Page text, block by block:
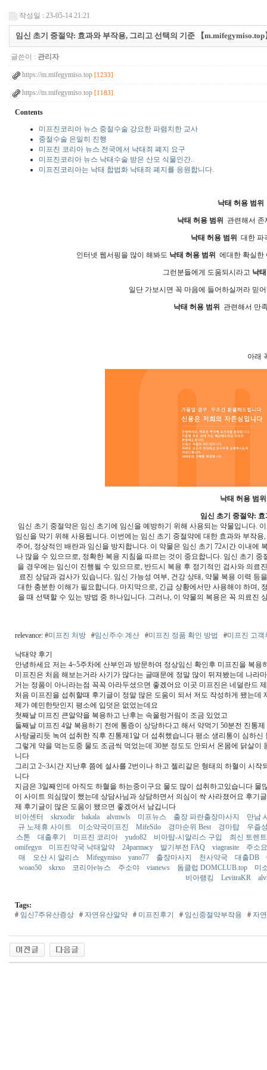
작성일 : 23-05-14 21:21
임신 초기 중절약: 효과와 부작용, 그리고 선택의 기준 【
글쓴이 : 관리자
https://m.mifegymiso.top [1233]
https://m.mifegymiso.top [1183]
Contents
미프진코리아 뉴스 중절수술 강요한 파렴치한 교사
중절수술 은밀히 진행
미프진 코리아 뉴스 전국에서 낙태죄 폐지 요구
미프진코리아 뉴스 낙태수술 받은 산모 식물인간..
미프진코리아는 낙태 합법화 낙태죄 폐지를 응원합니다.
낙태 허용 범위
낙태 허용 범위 관련해서 존
낙태 허용 범위 대한 파
인터넷 웹서핑을 많이 해봐도 낙태 허용 범위 에대한 확실한
그런분들에게 도움되시라고 낙
일단 가보시면 꼭 마음에 들어하실꺼라 믿
낙태 허용 범위 관련해서 만
아래
낙태 허용 범위
임신 초기 중절약:
임신 초기 중절약은 임신 초기에 임신을 예방하기 위해 사용되는 약물입니다.
임신을 막기 위해 사용됩니다. 이번에는 임신 초기 중절약에 대한 효과와 부작
주어, 정상적인 배란과 임신을 방지합니다. 이 약물은 임신 초기 72시간 이내에
나 많을 수 있으므로, 정확한 복용 지침을 따르는 것이 중요합니다. 임신 초기
을 경우에는 임신이 진행될 수 있으므로, 반드시 복용 후 정기적인 검사와 의
료진 상담과 검사가 있습니다. 임신 가능성 여부, 건강 상태, 약물 복용 이력
대한 충분한 이해가 필요합니다. 마지막으로, 긴급 상황에서만 사용해야 하며,
을 때 선택할 수 있는 방법 중 하나입니다. 그러나, 이 약물의 복용은 꼭 의료
relevance: #미프진 처방 #임신주수 계산 #미프진 정품 확인 방법 #미프진 고객
낙태약 후기
안녕하세요 저는 4~5주차에 산부인과 방문하여 정상임신 확인후 미프진을 복용
미프진은 처음 해보는거라 사기가 많다는 글때문에 정말 많이 뒤져봤는데 나
거는 정품이 아니라는점 꼭꼭 아라두셨으면 좋겠어요 이곳 미프진은 네덜란드
처음 미프진을 섭취할때 후기글이 정말 많은 도움이 되서 저도 작성하게 됐는
제가 예민한탓인지 평소에 입덧은 없었는데요
첫째날 미프진 큰알약을 복용하고 난후는 속울렁거림이 조금 있었고
둘째날 미프진 4알 복용하기 전에 통증이 상당하다고 해서 약먹기 50분전 진통
사탕굴리듯 녹여 섭취한 직후 진통제1알 더 섭취했습니다 평소 생리통이 심하
그렇게 약을 먹는도중 물도 조금씩 먹었는데 30분 정도도 안되서 온몸에 닭살
니다
그리고 2~3시간 지난후 쯤에 설사를 2번이나 하고 젤리같은 형태의 하혈이 시
니다
지금은 3일째인데 아직도 하혈을 하는중이구요 물도 많이 섭취하고있습니다
이 사이트 의심많이 했는데 상담사님과 상담하면서 의심이 싹 사라졌어요 후
제 후기글이 많은 도움이 됐으면 좋겠어서 남깁니다
비아센터
skrxodir bakala alvmwls 미프뉴스 출장 파란출장마사지
만남
규 노제휴 사이트
미소약국미프진 MifeSilo 경마순위 Best 경마탑
우즐
스톤
대출후기 미프진 코리아 yudo82 비아탑-시알리스 구입
최신 토렌
omifegyn
미프진약국 낙태알약 24parmacy 발기부전 FAQ viagrasite
주소
매
오산 시 알리스 Mifegymiso yano77 출장마사지 천사약국 대출DB
woao50
skrxo 코리아e뉴스 주소야 vianews 돔클럽 DOMCLUB.top
미
비아랭킹
LevitraKR
Tags:
# 임신7주유산증상 # 자연유산알약 # 미­프진후기 # 임신중절약부작용 # 자